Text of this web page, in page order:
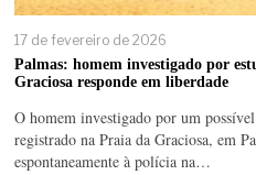
17 de fevereiro de 2026
Palmas: homem investigado por
Graciosa responde em liberdade
O homem investigado por um
registrado na Praia da Graciosa, em
espontaneamente à polícia na…